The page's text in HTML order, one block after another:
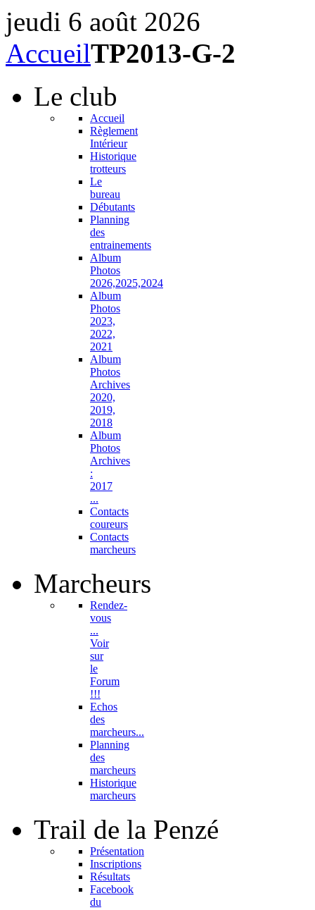
jeudi 6 août 2026
AccueilTP2013-G-2
Le club
Accueil
Règlement
Intérieur
Historique
trotteurs
Le
bureau
Débutants
Planning
des
entrainements
Album
Photos
2026,2025,2024
Album
Photos
2023,
2022,
2021
Album
Photos
Archives
2020,
2019,
2018
Album
Photos
Archives
:
2017
...
Contacts
coureurs
Contacts
marcheurs
Marcheurs
Rendez-
vous
...
Voir
sur
le
Forum
!!!
Echos
des
marcheurs...
Planning
des
marcheurs
Historique
marcheurs
Trail de la Penzé
Présentation
Inscriptions
Résultats
Facebook
du